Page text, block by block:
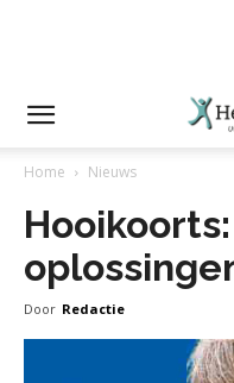
Home Nieuws
Door Redactie